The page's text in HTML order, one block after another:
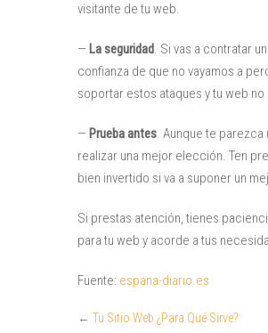
visitante de tu web.
— La seguridad. Si vas a contratar
confianza de que no vayamos a
soportar estos ataques y tu web no
— Prueba antes. Aunque te
realizar una mejor elección. Ten
bien invertido si va a suponer un
Si prestas atención, tienes
para tu web y acorde a tus
Fuente: espana-diario.es
← Tu Sitio Web ¿Para Qué Sirve?